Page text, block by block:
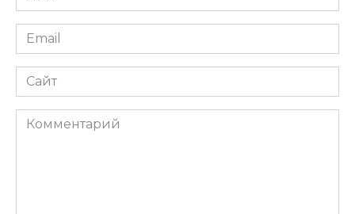
*
Email
*
Сайт
Комментарий